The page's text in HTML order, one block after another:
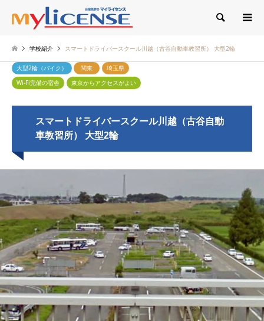
検索
学校紹介 スマートドライバースクール川越（古谷自動車教習所） 大型2輪
大型2輪（バイク） 関東
埼玉県
Wi-Fi完備の宿舎
東京からアクセスがよい
スマートドライバースクール川越（古谷自動
車教習所） 大型2輪